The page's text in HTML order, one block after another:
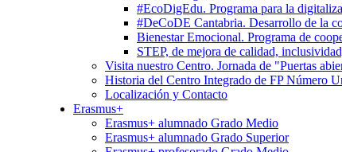
#EcoDigEdu. Programa para la
#DeCoDE Cantabria. Desarrollo de la
Bienestar Emocional. Programa de
STEP, de mejora de calidad,
Visita nuestro Centro. Jornada de "Puertas
Historia del Centro Integrado de FP Número
Localización y Contacto
Erasmus+
Erasmus+ alumnado Grado Medio
Erasmus+ alumnado Grado Superior